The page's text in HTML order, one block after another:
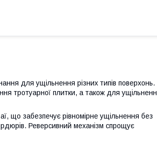
для ущільнення різних типів поверхонь.
тротуарної плитки, а також для
що забезпечує рівномірне ущільнення без
Реверсивний механізм спрощує